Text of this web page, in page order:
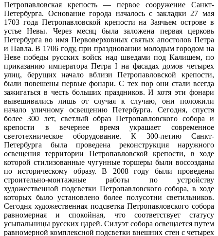
Петропавловская крепость — первое сооружение Санкт-
Петербурга. Основание города началось с закладки 27 мая
1703 года Петропавловской крепости на Заячьем острове в
устье Невы. Через месяц была заложена первая церковь
Петербурга во имя Первоверховных святых апостолов Петра
и Павла. В 1706 году, при праздновании молодым городом на
Неве победы русских войск над шведами под Калишем, по
приказанию императора Петра I на фасадах домов четырех
улиц, берущих начало вблизи Петропавловской крепости,
были повешены первые фонари. С тех пор они стали всегда
зажигаться в честь больших праздников. И хотя эти фонари
вывешивались лишь от случая к случаю, они положили
начало уличному освещению Петербурга. Сегодня, спустя
более 300 лет, светлый образ Петропавловского собора и
крепости в вечернее время украшает современное
светотехническое оборудование. К 300-летию Санкт-
Петербурга была проведена реконструкция наружного
освещения территории Петропавловской крепости, в ходе
которой стилизованные чугунные торшеры были воссозданы
по историческому образу. В 2008 году были проведены
строительно-монтажные работы по устройству
художественной подсветки Петропавловского собора, в ходе
которых было установлено более полусотни светильников.
Сегодня художественная подсветка Петропавловского собора
равномерная и спокойная, что соответствует статусу
усыпальницы русских царей. Силуэт собора освещается путем
равномерной комплексной подсветки внешних стен с четырех